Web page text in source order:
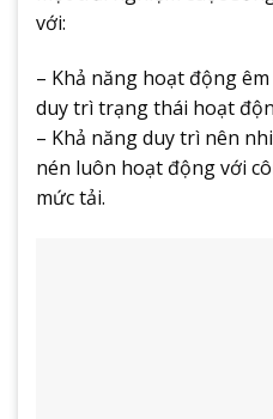
với:
– Khả năng hoạt động
duy trì trạng thái hoạt
– Khả năng duy trì nên
nén luôn hoạt động với
mức tải.